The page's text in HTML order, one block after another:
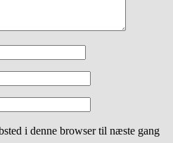
i denne browser til næste gang